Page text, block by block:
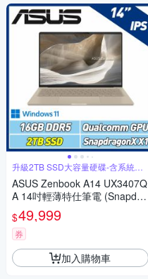
升級2TB SSD大容量硬碟-含系統轉
移
ASUS Zenbook A14 UX3407Q
A 14吋輕薄特仕筆電 (Snapdra
gon X X1 26 100/16GB/2TB S
SD/沙暮金)
$49,999
券
加入購物車